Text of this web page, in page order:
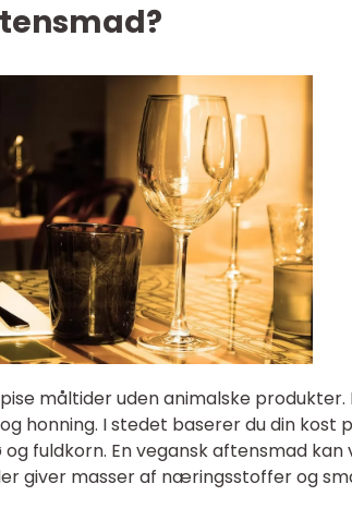
måltider uden animalske
honning. I stedet baserer du din kost
fuldkorn. En vegansk aftensmad
giver masser af næringsstoffer og